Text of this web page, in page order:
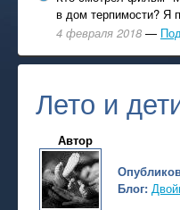
в дом терпимости? Я
4 февраля 2018 —
Лето и
Автор
Блог: